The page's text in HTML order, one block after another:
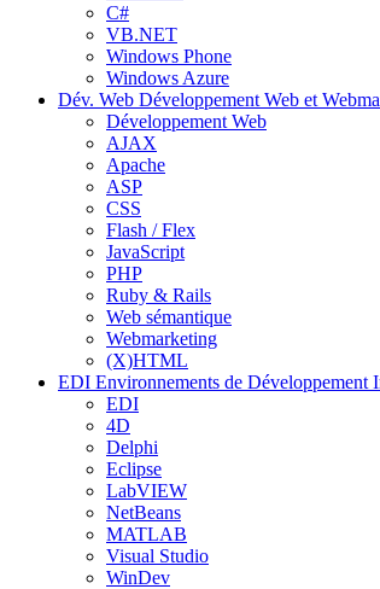
C#
VB.NET
Windows Phone
Windows Azure
Dév. Web Développement Web et
Développement Web
AJAX
Apache
ASP
CSS
Flash / Flex
JavaScript
PHP
Ruby & Rails
Web sémantique
Webmarketing
(X)HTML
EDI Environnements de Développement
EDI
4D
Delphi
Eclipse
LabVIEW
NetBeans
MATLAB
Visual Studio
WinDev